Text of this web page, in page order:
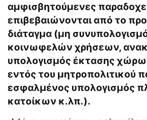
αμφισβητούμενες
επιβεβαιώνονται από το
διάταγμα (μη
κοινωφελών χρήσεων,
υπολογισμός έκτασης
εντός του μητροπολιτικού
εσφαλμένος υπολογισμός
κατοίκων κ.λπ.).